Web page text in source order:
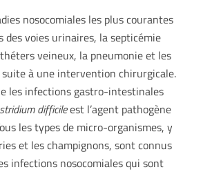
nosocomiales les plus courantes
des voies urinaires, la septicémie
veineux, la pneumonie et les
à une intervention chirurgicale.
les infections gastro-intestinales
difficileest l’agent pathogène
les types de micro-organismes, y
et les champignons, sont connus
infections nosocomiales qui sont